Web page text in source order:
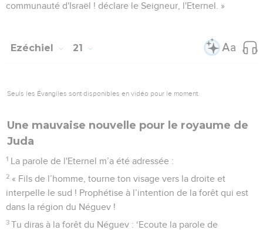
communauté d'Israël ! déclare le Seigneur, l'Eternel. »
Ezéchiel 21
Seuls les Évangiles sont disponibles en vidéo pour le moment.
Une mauvaise nouvelle pour le royaume de
Juda
1 La parole de l'Eternel m’a été adressée :
2 « Fils de l’homme, tourne ton visage vers la droite et
interpelle le sud ! Prophétise à l’intention de la forêt qui est
dans la région du Néguev !
3 Tu diras à la forêt du Néguev : ‘Ecoute la parole de